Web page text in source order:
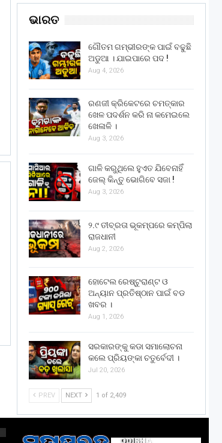
ଭାରତ
ଗୌତମ ଗମ୍ଭୀରଙ୍କ ପାଇଁ ବଢୁଛି
ଅଡୁଆ । ଯାଇପାରେ ପଦ !
Aug 4, 2026
ରଣଜୀ କ୍ରିକେଟରେ ଚମତ୍କାର
ଖେଳ ପଦର୍ଶନ କରି ନା କମେଇଲେ
ଖେଳାଳି ।
Aug 3, 2026
ଗାଳି କରୁଥିଲେ ହୁଏତ ଯିବେନାହିଁ
ଜେଲ୍ କିନ୍ତୁ ଭୋଗିବେ ସଜା !
Aug 3, 2026
୨.୯ ତୀବ୍ରତା ଭୂକମ୍ପରେ କମ୍ପିଲା
ରାଜଧାନୀ
Aug 2, 2026
ହୋଟେଲ ରେଷ୍ଟୁରାଣ୍ଟ ଓ
ଅନ୍ୟାନ ପ୍ରତିଷ୍ଠାନ ପାଇଁ ବଡ
ଖବର ।
Aug 1, 2026
ସରକାରଙ୍କୁ କଡା ସମାଲୋଚନା
କଲେ ପ୍ରିୟଙ୍କା ଚତୁର୍ବେଦୀ ।
Jul 20, 2026
PREV NEXT 1 of 2,409